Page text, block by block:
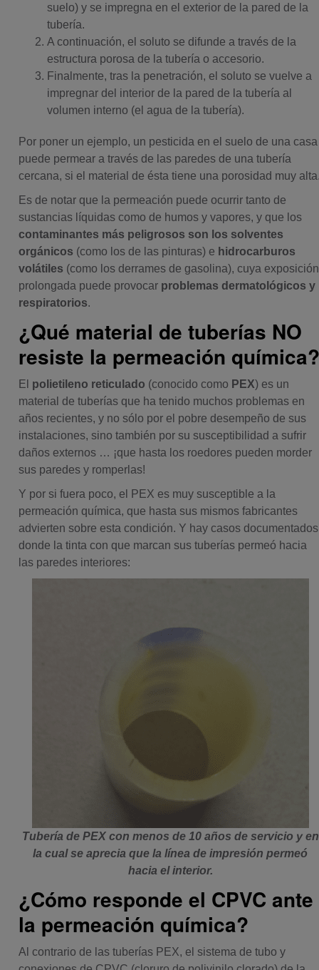
suelo) y se impregna en el exterior de la pared de la
tubería.
A continuación, el soluto se difunde a través de la
estructura porosa de la tubería o accesorio.
Finalmente, tras la penetración, el soluto se vuelve a
impregnar del interior de la pared de la tubería al
volumen interno (el agua de la tubería).
Por poner un ejemplo, un pesticida en el suelo de una casa
puede permear a través de las paredes de una tubería
cercana, si el material de ésta tiene una porosidad muy
Es de notar que la permeación puede ocurrir tanto de
sustancias líquidas como de humos y vapores, y que los
contaminantes más peligrosos son los solventes
orgánicos (como los de las pinturas) e hidrocarburos
volátiles (como los derrames de gasolina), cuya exposición
prolongada puede provocar problemas dermatológicos y
respiratorios.
¿Qué material de tuberías NO
resiste la permeación
El polietileno reticulado (conocido como PEX) es un
material de tuberías que ha tenido muchos problemas en
años recientes, y no sólo por el pobre desempeño de sus
instalaciones, sino también por su susceptibilidad a sufrir
daños externos … ¡que hasta los roedores pueden morder
sus paredes y romperlas!
Y por si fuera poco, el PEX es muy susceptible a la
permeación química, que hasta sus mismos fabricantes
advierten sobre esta condición. Y hay casos documentados
donde la tinta con que marcan sus tuberías permeó hacia
las paredes interiores:
Tubería de PEX con menos de 10 años de servicio y en
la cual se aprecia que la línea de impresión permeó
hacia el interior.
¿Cómo responde el CPVC ante
la permeación química?
Al contrario de las tuberías PEX, el sistema de tubo y